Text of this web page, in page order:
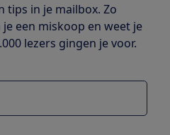
tips in je mailbox. Zo
een miskoop en weet je
lezers gingen je voor.